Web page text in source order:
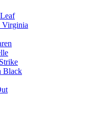
Virginia
Black